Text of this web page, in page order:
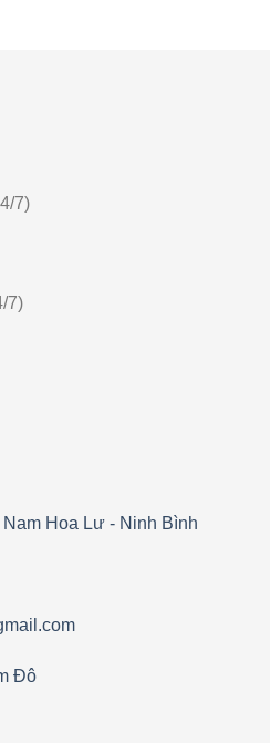
7)
7)
Hoa Lư - Ninh Bình
Đô